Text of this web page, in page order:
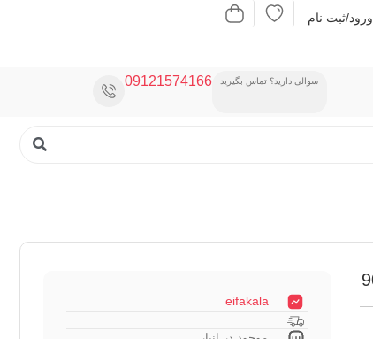
ورود/ثبت نام
سوالی دارید؟ تماس بگیرید 09121574166
eifakala